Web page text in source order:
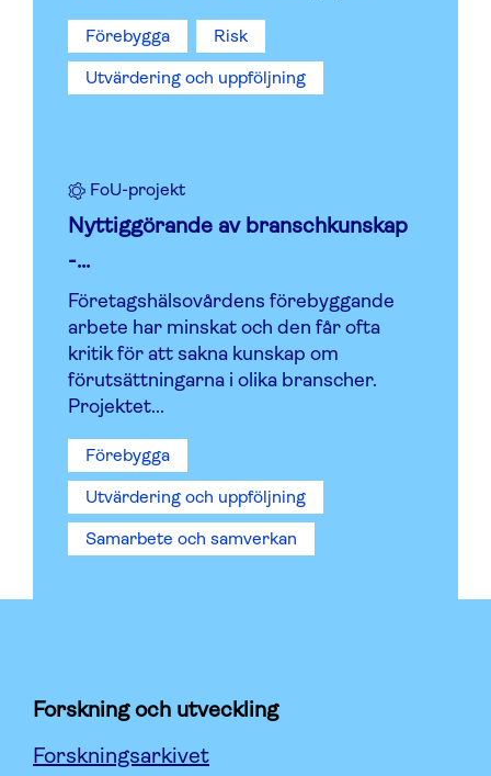
Förebygga
Risk
Utvärdering och uppföljning
FoU-projekt
Nyttiggörande av branschkunskap
-...
Företagshälsovårdens förebyggande
arbete har minskat och den får ofta
kritik för att sakna kunskap om
förutsättningarna i olika branscher.
Projektet...
Förebygga
Utvärdering och uppföljning
Samarbete och samverkan
Forskning och utveckling
Forskningsarkivet